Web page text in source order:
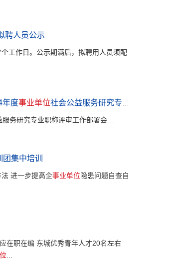
聘人员公示
工作日。公示期满后，拟聘用人员须配
年度事业单位社会公益服务研究专业职称评审工作部署会
务研究专业职称评审工作部署会...
集中培训
进一步提高企事业单位隐患问题自查自
在职在编 东城优秀青年人才20名左右